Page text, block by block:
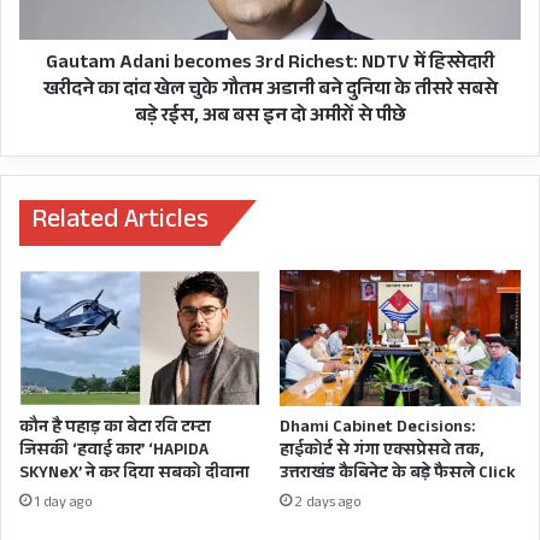
की है ताकि सच सामने आए और दोषियों को उनके किए
की सजा मिल सके।
यहां पढ़िए हुबहू भाकपा (माले) गढ़वाल
सचिव इन्द्रेश मैखुरी द्वारा उत्तराखंड
विधानसभा अध्यक्ष ऋतु खंडूरी भूषण को
लिखी गई चिट्ठी:
मांगा
सहयोग,
स्किल
सेक्टर
में
भी
मदद
भरी
हामी
खरीदने
गौतम
बने
दुनिया
के
तीसरे
सबसे
बड़े
रईस,
अब
बस
इन
दो
अमीरों
Gautam Adani becomes 3rd Richest: NDTV में हिस्सेदारी
खरीदने का दांव खेल चुके गौतम अडानी बने दुनिया के तीसरे सबसे
बड़े रईस, अब बस इन दो अमीरों से पीछे
Related Articles
कौन है पहाड़ का बेटा रवि टम्टा
जिसकी ‘हवाई कार’ ‘HAPIDA
SKYNeX’ ने कर दिया सबको दीवाना
1 day ago
Dhami Cabinet Decisions:
हाईकोर्ट से गंगा एक्सप्रेसवे तक,
उत्तराखंड कैबिनेट के बड़े फैसले Click
2 days ago